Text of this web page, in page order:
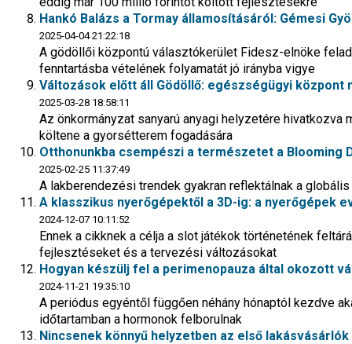
Hankó Balázs a Tormay államosításáról: Gémesi
2025-04-04 21:22:18
A gödöllői központú választókerület Fidesz-elnöke
fenntartásba vételének folyamatát jó irányba vigye
Változások előtt áll Gödöllő: egészségügyi központ
2025-03-28 18:58:11
Az önkormányzat sanyarú anyagi helyzetére hivatkozva
költene a gyorsétterem fogadására
Otthonunkba csempészi a természetet a Blooming
2025-02-25 11:37:49
A lakberendezési trendek gyakran reflektálnak a
A klasszikus nyerőgépektől a 3D-ig: a nyerőgépek
2024-12-07 10:11:52
Ennek a cikknek a célja a slot játékok történetének
fejlesztéseket és a tervezési változásokat
Hogyan készülj fel a perimenopauza által okozott
2024-11-21 19:35:10
A periódus egyéntől függően néhány hónaptól kezdve
időtartamban a hormonok felborulnak
Nincsenek könnyű helyzetben az első lakásvásárlók